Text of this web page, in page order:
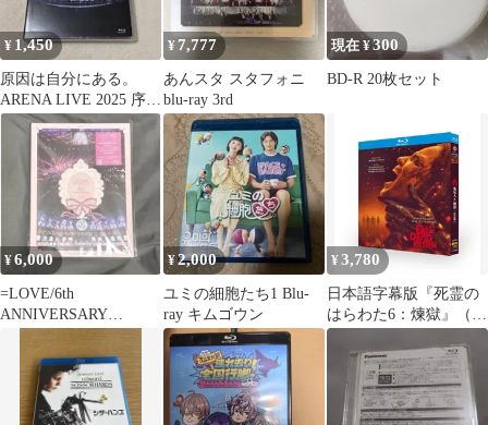
¥ 1,450
原因は自分にある。
ARENA LIVE 2025 序破
急 Blu-ray
¥ 7,777
あんスタ スタフォニ
blu-ray 3rd
現在 ¥300
BD-R 20枚セット
¥6,000
=LOVE/6th
ANNIVERSARY
CONCERT〈初…
¥2,000
ユミの細胞たち1 Blu-
ray キムゴウン
¥ 3,780
日本語字幕版『死霊の
はらわた6：煉獄』（原
題『Evil Dead Burn』、
2026年製作の映画）
Blu-ray 全話収録 海外
仕様